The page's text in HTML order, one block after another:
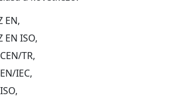
EN,
EN ISO,
TR,
IEC,